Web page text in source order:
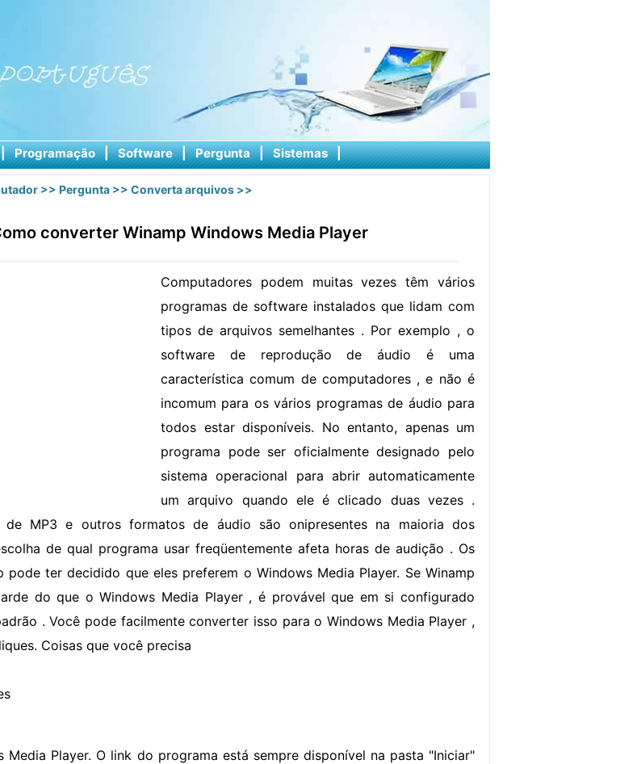
Programação | Software | Pergunta | Sistemas |
>> Pergunta >> Converta arquivos >>
converter Winamp Windows Media Player
Computadores podem muitas vezes têm vários
programas de software instalados que lidam com
tipos de arquivos semelhantes . Por exemplo , o
software de reprodução de áudio é uma
característica comum de computadores , e não é
incomum para os vários programas de áudio para
todos estar disponíveis. No entanto, apenas um
programa pode ser oficialmente designado pelo
sistema operacional para abrir automaticamente
um arquivo quando ele é clicado duas vezes .
de MP3 e outros formatos de áudio são onipresentes na maioria dos
de qual programa usar freqüentemente afeta horas de audição . Os
pode ter decidido que eles preferem o Windows Media Player. Se Winamp
do que o Windows Media Player , é provável que em si configurado
. Você pode facilmente converter isso para o Windows Media Player ,
Coisas que você precisa
Media Player. O link do programa está sempre disponível na pasta "Iniciar"